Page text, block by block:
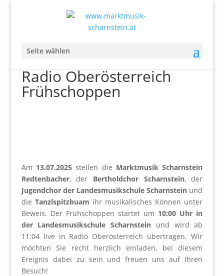
Seite wählen
Radio Oberösterreich
Frühschoppen
Am 13.07.2025stellen die Marktmusik Scharnstein
Redtenbacher, der Bertholdchor Scharnstein, der
Jugendchor der Landesmusikschule Scharnstein und
die Tanzlspitzbuam ihr musikalisches Können unter
Beweis. Der Frühschoppen startet um 10:00 Uhr in
der Landesmusikschule Scharnstein und wird ab
11:04 live in Radio Oberösterreich übertragen. Wir
möchten Sie recht herzlich einladen, bei diesem
Ereignis dabei zu sein und freuen uns auf Ihren
Besuch!